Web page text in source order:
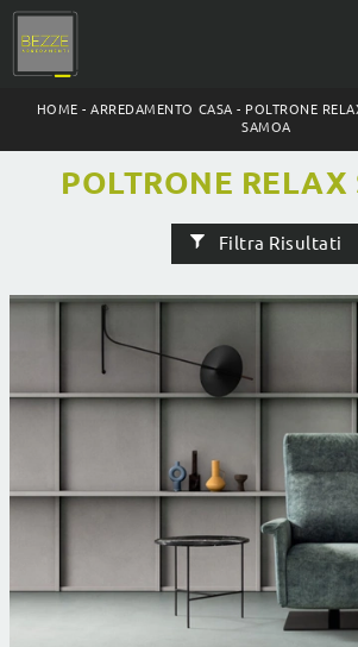
HOME -ARREDAMENTO CASA - POLTRONE
SAMOA
POLTRONE RELAX
Filtra Risultati